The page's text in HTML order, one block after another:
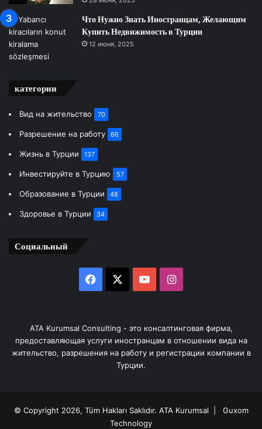
Что Нужно Знать Иностранцам, Желающим
Купить Недвижимость в Турции
12 июня, 2025
категории
Вид на жительство 70
Разрешение на работу 66
Жизнь в Турции 137
Инвестируйте в Турцию 57
Образование в Турции 48
Здоровье в Турции 34
Социальный
Facebook YouTubeInstagram
ATA Kurumsal Consulting - это консалтинговая фирма,
предоставляющая услуги иностранцам в отношении вида на
жительство, разрешения на работу и регистрации компании в
Турции.
© Copyright 2026, Tüm Hakları Saklıdır. ATA Kurumsal | Guxom
Technology